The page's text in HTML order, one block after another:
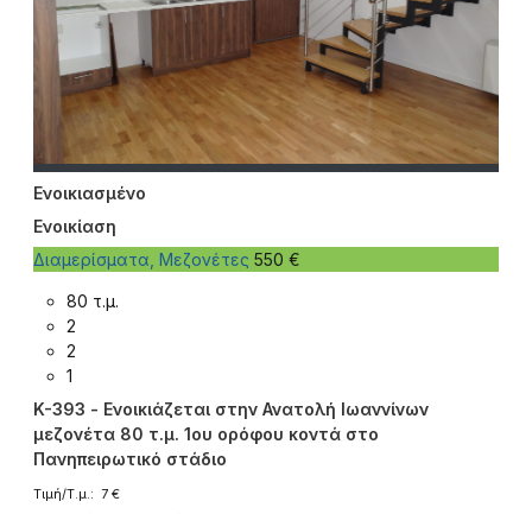
Ενοικιασμένο
Ενοικίαση
Διαμερίσματα, Μεζονέτες 550 €
80 τ.μ.
2
2
1
K-393 - Ενοικιάζεται στην Ανατολή Ιωαννίνων
μεζονέτα 80 τ.μ. 1ου ορόφου κοντά στο
Πανηπειρωτικό στάδιο
Τιμή/Τ.μ.: 7 €